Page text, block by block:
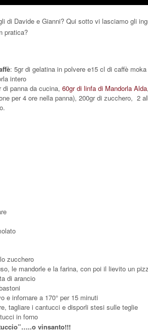
di Davide e Gianni? Qui sotto vi lasciamo gli
pratica?
: 5gr di gelatina in polvere e15 cl di caffè moka
intero
di panna da cucina, 60gr di linfa di Mandorla Alda
per 4 ore nella panna), 200gr di zucchero, 2
zucchero
le mandorle e la farina, con poi il lievito un
di arancio
e infornare a 170° per 15 minuti
tagliare i cantucci e disporli stesi sulle teglie
in forno
vinsanto!!!